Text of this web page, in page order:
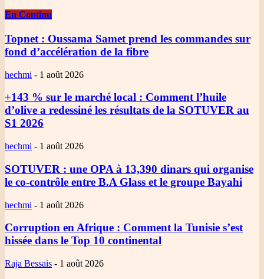
En Continu
Topnet : Oussama Samet prend les commandes sur
fond d’accélération de la fibre
hechmi - 1 août 2026
+143 % sur le marché local : Comment l’huile
d’olive a redessiné les résultats de la SOTUVER au
S1 2026
hechmi - 1 août 2026
SOTUVER : une OPA à 13,390 dinars qui organise
le co-contrôle entre B.A Glass et le groupe Bayahi
hechmi - 1 août 2026
Corruption en Afrique : Comment la Tunisie s’est
hissée dans le Top 10 continental
Raja Bessais - 1 août 2026